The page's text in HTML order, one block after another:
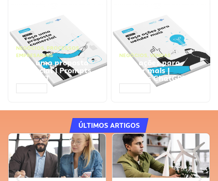
NEGÓCIOS, PROCESSOS
EMPRESARIAIS
Faça uma proposta
comercial | Prompts
ChatGPT
NEGÓCIOS, VENDAS
Faça ações para
vender mais |
Prompts ChatGPT
ÚLTIMOS ARTIGOS